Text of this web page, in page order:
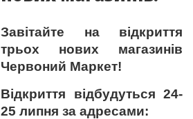
Завітайте на відкриття
трьох нових магазинів
Червоний Маркет!
Відкриття відбудуться 24-
25 липня за адресами: